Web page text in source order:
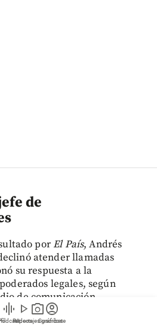
graphic_eq play_arrow
Videos
photo_camera
Reportajes gráficos
account_circle
Suscríbete
de
porEl País, Andrés
atender llamadas
su respuesta a la
legales, según
de comunicación.